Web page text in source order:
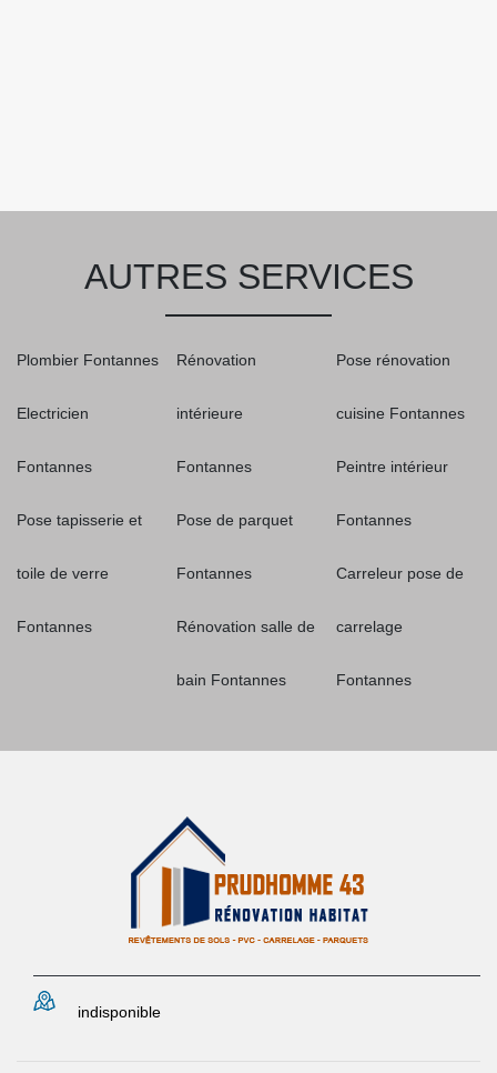
AUTRES SERVICES
Plombier Fontannes
Electricien
Fontannes
Pose tapisserie et
toile de verre
Fontannes
Rénovation
intérieure
Fontannes
Pose de parquet
Fontannes
Rénovation salle de
bain Fontannes
Pose rénovation
cuisine Fontannes
Peintre intérieur
Fontannes
Carreleur pose de
carrelage
Fontannes
indisponible